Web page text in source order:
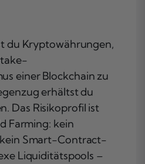
du Kryptowährungen,
einer Blockchain zu
erhältst du
Das Risikoprofil ist
Farming: kein
Smart-Contract-
Liquiditätspools –